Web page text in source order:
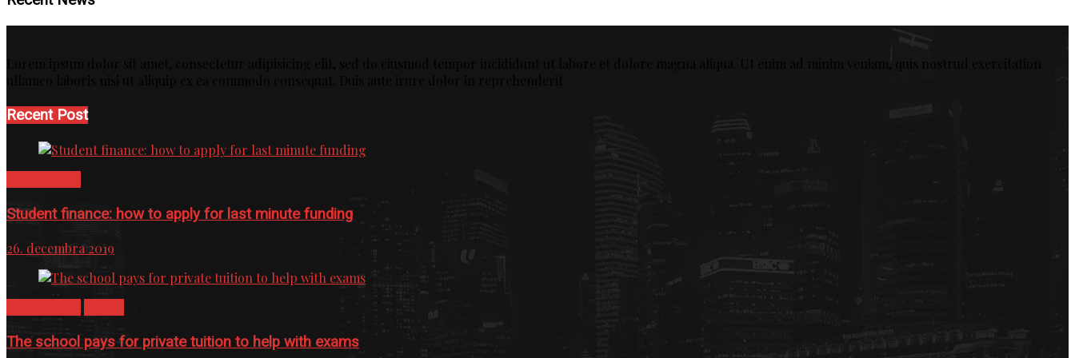
Lorem ipsum dolor sit amet, consectetur adipisicing elit, sed do eiusmod tempor incididunt ut labore et dolore magna aliqua. Ut enim ad minim veniam, quis nostrud exercitation
Recent Post
Student finance: how to apply for last minute funding
26. decembra 2019
The school pays for private tuition to help with exams